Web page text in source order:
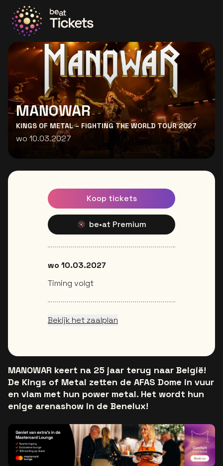
Ga naar de homepage
MANOWAR
KINGS OF METAL – FIGHTING THE WORLD TOUR 2027
wo 10.03.2027
MANOWAR keert na 25 jaar terug naar België!
De Kings of Metal zetten de AFAS Dome in vuur
en vlam met hun power metal. Het wordt hun
enige arenashow in de Benelux!
Koop tickets
be•at Premium
wo 10.03.2027
Timing volgt
Bekijk het zaalplan